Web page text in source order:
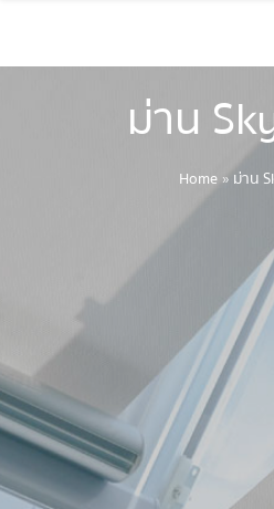
ม่าน
Home» ม่าน